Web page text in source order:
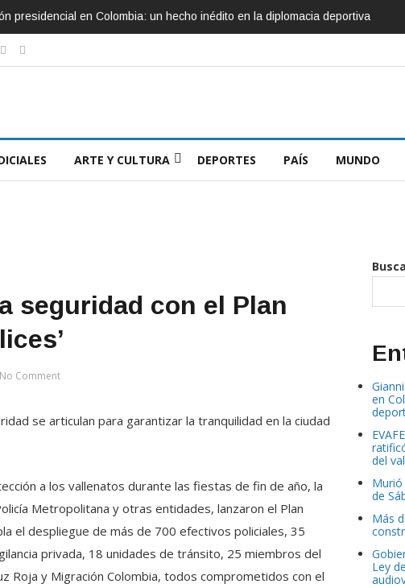
presidencial en Colombia: un hecho inédito en la diplomacia deportiva
ARTE Y CULTURA DEPORTES PAÍS MUNDO
seguridad con el Plan
No Comment
se articulan para garantizar la tranquilidad en la ciudad
a los vallenatos durante las fiestas de fin de año, la
Metropolitana y otras entidades, lanzaron el Plan
el despliegue de más de 700 efectivos policiales, 35
privada, 18 unidades de tránsito, 25 miembros del
Roja y Migración Colombia, todos comprometidos con el
en
del
de
Más
Ley